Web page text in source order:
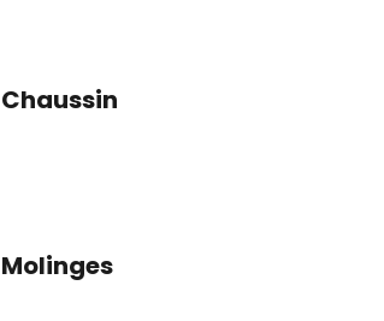
Chaussin
Molinges